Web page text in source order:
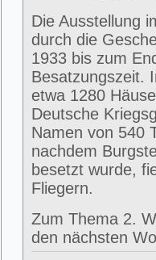
Die Ausstellung
durch die
1933 bis zum
Besatzungszeit.
etwa 1280
Deutsche
Namen von 540
nachdem
besetzt wurde,
Fliegern.
Zum Thema 2.
den nächsten